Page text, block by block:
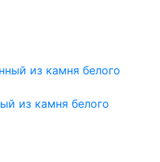
из камня белого